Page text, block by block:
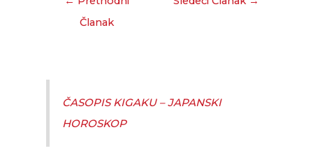
Članak
ČASOPIS KIGAKU – JAPANSKI
HOROSKOP